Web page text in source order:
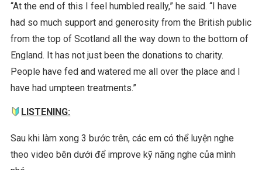
“At the end of this I feel humbled really,” he said. “I have
had so much support and generosity from the British public
from the top of Scotland all the way down to the bottom of
England. It has not just been the donations to charity.
People have fed and watered me all over the place and I
have had umpteen treatments.”
LISTENING:
Sau khi làm xong 3 bước trên, các em có thể luyện nghe
theo video bên dưới để improve kỹ năng nghe của mình